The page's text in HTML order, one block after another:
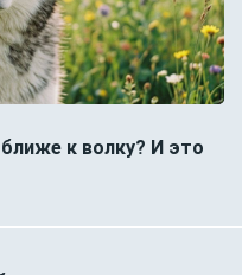
к волку? И это